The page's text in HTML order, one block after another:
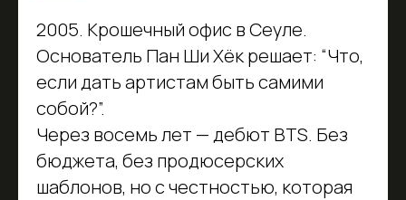
2005. Крошечный офис в Сеуле.
Основатель Пан Ши Хёк решает: “Что,
если дать артистам быть самими
собой?”.
Через восемь лет — дебют BTS. Без
бюджета, без продюсерских
шаблонов, но с честностью, которая